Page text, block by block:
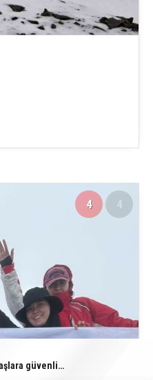
4 4
Bursa’da polisten vatandaşlara güvenlik bilgilendirmesi